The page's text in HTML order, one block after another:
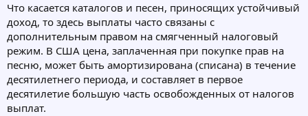
Что касается каталогов и песен, приносящих устойчивый
доход, то здесь выплаты часто связаны с
дополнительным правом на смягченный налоговый
режим. В США цена, заплаченная при покупке прав на
песню, может быть амортизирована (списана) в течение
десятилетнего периода, и составляет в первое
десятилетие большую часть освобожденных от налогов
выплат.